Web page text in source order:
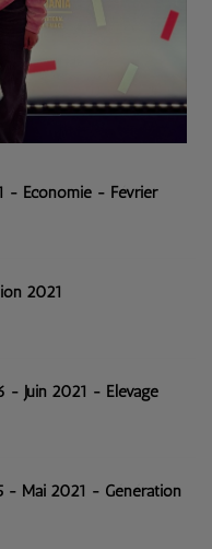
- Economie - Février
2021
- Juin 2021 - Elevage
- Mai 2021 - Génération